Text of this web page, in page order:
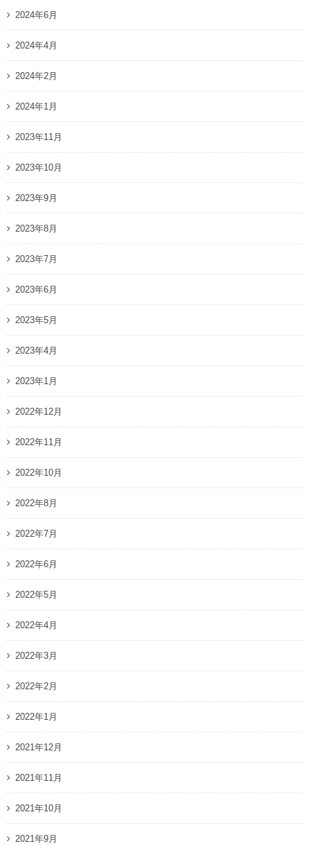
2024年6月
2024年4月
2024年2月
2024年1月
2023年11月
2023年10月
2023年9月
2023年8月
2023年7月
2023年6月
2023年5月
2023年4月
2023年1月
2022年12月
2022年11月
2022年10月
2022年8月
2022年7月
2022年6月
2022年5月
2022年4月
2022年3月
2022年2月
2022年1月
2021年12月
2021年11月
2021年10月
2021年9月